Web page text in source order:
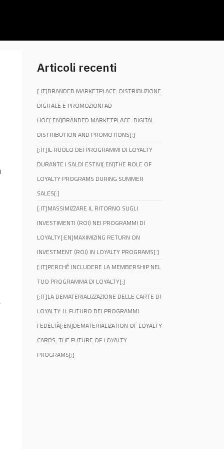
Articoli recenti
[:IT]BRANDED MARKETPLACE: DISTRIBUZIONE
DIGITALE E PROMOZIONI AD
HOC[:EN]BRANDED MARKETPLACE: DIGITAL
DISTRIBUTION AND PROMOTIONS[:]
[:IT]IL RUOLO DEI PROGRAMMI DI LOYALTY
DURANTE I SALDI ESTIVI[:EN]THE ROLE OF
LOYALTY PROGRAMS DURING SUMMER
SALES[:]
[:IT]MASSIMIZZARE IL RITORNO SUGLI
INVESTIMENTI (ROI) NEI PROGRAMMI DI
LOYALTY[:EN]MAXIMIZING RETURN ON
INVESTMENT (ROI) IN LOYALTY PROGRAMS[:]
[:IT]PERCHÉ INCLUDERE LA MEMBERSHIP NEL
TUO PROGRAMMA DI LOYALTY[:]
[:IT]LA DEMATERIALIZZAZIONE DELLE CARTE DI
LOYALTY: IL FUTURO DEI PROGRAMMI
FEDELTÀ[:EN]DEMATERIALIZATION OF LOYALTY
CARDS: THE FUTURE OF LOYALTY
PROGRAMS[:]